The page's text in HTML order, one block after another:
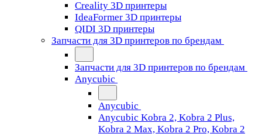
Creality 3D принтеры
IdeaFormer 3D принтеры
QIDI 3D принтеры
Запчасти для 3D принтеров по брендам
Запчасти для 3D принтеров по брендам
Anycubic
Anycubic
Anycubic Kobra 2, Kobra 2 Plus,
Kobra 2 Max, Kobra 2 Pro, Kobra 2